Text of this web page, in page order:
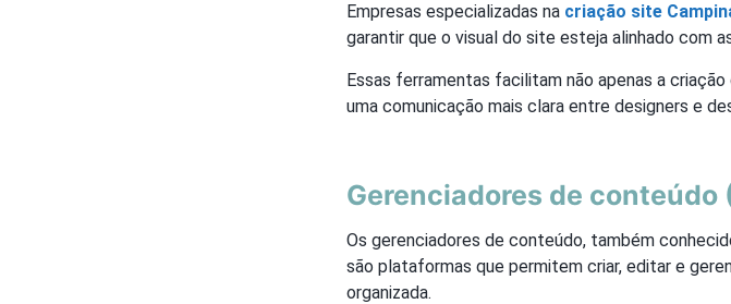
Empresas especializadas na criação site
garantir que o visual do site esteja alinhado com
Essas ferramentas facilitam não apenas a
uma comunicação mais clara entre designers e
Gerenciadores de conteúdo
Os gerenciadores de conteúdo, também
são plataformas que permitem criar, editar e
organizada.